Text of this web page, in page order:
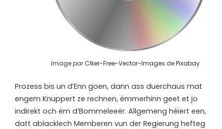
Image parClker-Free-Vector-Images dePixabay
Prozess bis un d’Enn goen, dann ass duerchaus mat
engem Knuppert ze rechnen, ëmmerhinn geet et jo
indirekt och ëm d’Bommeleeër. Allgemeng héiert een,
datt ablacklech Memberen vun der Regierung hefteg